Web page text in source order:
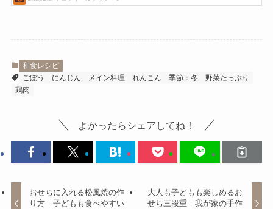
和食レシピ
ごぼう
にんじん メイン料理 れんこん 季節：冬
野菜たっぷり
鶏肉
よかったらシェアしてね！
おせちに入れる松風焼の作
り方｜子どもも食べやすい
大人も子どもも楽しめるお
せち三段重｜我が家の手作